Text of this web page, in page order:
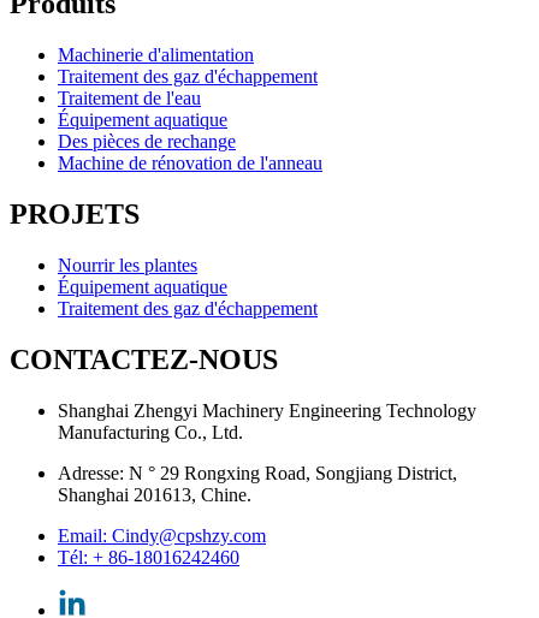
Machinerie d'alimentation
Traitement des gaz d'échappement
Traitement de l'eau
Équipement aquatique
Des pièces de rechange
Machine de rénovation de l'anneau
PROJETS
Nourrir les plantes
Équipement aquatique
Traitement des gaz d'échappement
CONTACTEZ-NOUS
Shanghai Zhengyi Machinery Engineering Technology
Manufacturing Co., Ltd.
Adresse: N ° 29 Rongxing Road, Songjiang District,
Shanghai 201613, Chine.
Email: Cindy@cpshzy.com
Tél: + 86-18016242460